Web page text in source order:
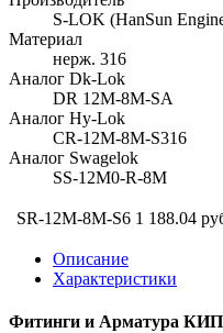
S-LOK (HanSun
Материал
нерж. 316
Аналог Dk-Lok
DR 12M-8M-SA
Аналог Hy-Lok
CR-12M-8M-S316
Аналог Swagelok
SS-12M0-R-8M
SR-12M-8M-S6 1 188.04
Описание
Характеристики
Фитинги и Арматура КИП